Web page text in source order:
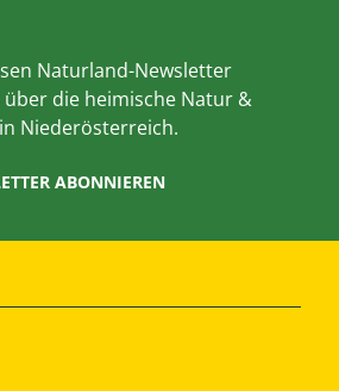
Naturland-Newsletter
über die heimische Natur &
Niederösterreich.
ABONNIEREN